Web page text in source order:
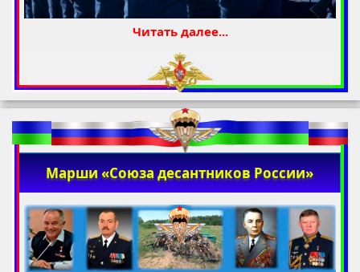
Читать далее...
Марши «Союза десантников России»